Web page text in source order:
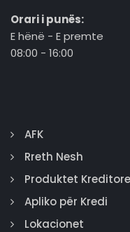
Orari i punës:
E hënë - E premte
08:00 - 16:00
AFK
Rreth Nesh
Produktet Kreditore
Apliko për Kredi
Lokacionet